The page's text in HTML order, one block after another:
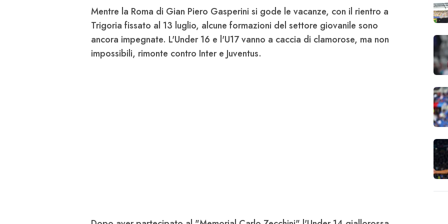
Mentre la Roma di Gian Piero Gasperini si gode le vacanze, con il rientro a
Trigoria fissato al 13 luglio, alcune formazioni del settore giovanile sono
ancora impegnate. L'Under 16 e l'U17 vanno a caccia di clamorose, ma non
impossibili, rimonte contro Inter e Juventus.